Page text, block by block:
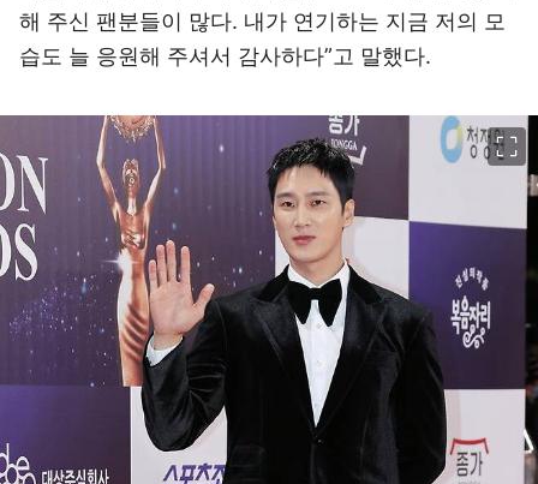
해 주신 팬분들이 많다. 내가 연기하는 지금 저의 모
습도 늘 응원해 주셔서 감사하다”고 말했다.